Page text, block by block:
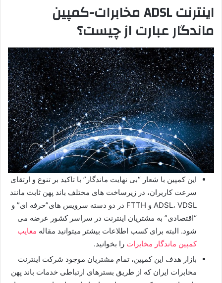
اینترنت ADSL مخابرات-کمپین
ماندگار عبارت از چیست؟
این کمپین با شعار “بی نهایت ماندگار” با تاکید بر تنوع و ارتقای
سرعت کاربران، در زیرساخت های مختلف باند پهن ثابت مانند
ADSL، VDSL و FTTH در دو دسته سرویس های”حرفه ای” و
“اقتصادی” به مشتریان اینترنت در سراسر کشور عرضه می
شود. البته برای کسب اطلاعات بیشتر میتوانید مقاله معایب
کمپین ماندگار مخابرات را بخوانید.
بازار هدف این کمپین، تمام مشتریان موجود شرکت اینترنت
مخابرات ایران که از طریق بسترهای ارتباطی خدمات باند پهن